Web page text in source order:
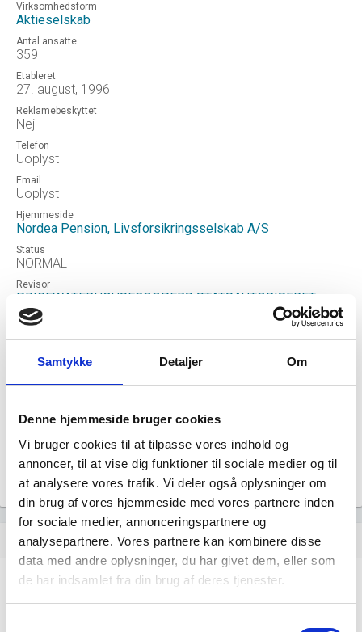
Samtykke Detaljer Om
Denne hjemmeside bruger cookies
Vi bruger cookies til at tilpasse vores indhold og
annoncer, til at vise dig funktioner til sociale medier og til
at analysere vores trafik. Vi deler også oplysninger om
din brug af vores hjemmeside med vores partnere inden
for sociale medier, annonceringspartnere og
analysepartnere. Vores partnere kan kombinere disse
data med andre oplysninger, du har givet dem, eller som
de har indsamlet fra din brug af deres tjenester.
Virksomhedsform
Aktieselskab
Antal ansatte
359
Etableret
27. august, 1996
Reklamebeskyttet
Nej
Telefon
Uoplyst
Email
Uoplyst
Hjemmeside
Nordea Pension, Livsforsikringsselskab A/S
Status
NORMAL
Revisor
PRICEWATERHOUSECOOPERS STATSAUTORISERET
REVISIONSPARTNERSELSKAB
samt anden virksomhed, der ligger inden for de i lov om
Selskabet tegnes af: 1. den samlede bestyrelse, eller 2.
bestyrelsesformanden og næstformanden i forening eller
hver for sig i forening med et andet bestyrelsesmedlem
eller en direktør, eller 3. en direktør i forening med et
bestyrelsesmedlem eller en anden direktør.
show_chart Udvikling i antal ansatte